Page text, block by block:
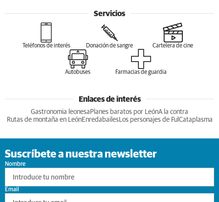
Servicios
Teléfonos de interés Donación de sangre Cartelera de cine
Autobuses Farmacias de guardia
Enlaces de interés
Gastronomia leonesa Planes baratos por LeónA la contra
Rutas de montaña en LeónEnredabailesLos personajes de Ful Cataplasma
Suscríbete a nuestra newsletter
Nombre
Email